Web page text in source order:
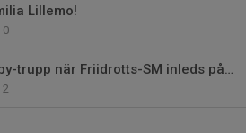
Lillemo!
0
Guldkantad Täby-trupp när Friidrotts-SM inleds på fredag
2